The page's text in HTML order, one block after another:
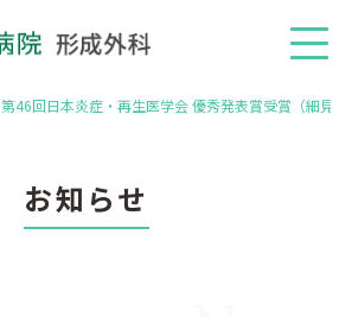
メニ
第46回日本炎症・再生医学会 優秀発表賞受賞（細見先
お知らせ